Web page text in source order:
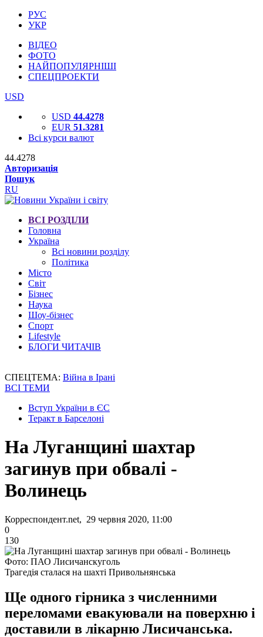
РУС
УКР
ВІДЕО
ФОТО
НАЙПОПУЛЯРНІШІ
СПЕЦПРОЕКТИ
USD
USD 44.4278
EUR 51.3281
Всі курси валют
44.4278
Авторизація
Пошук
RU
ВСІ РОЗДІЛИ
Головна
Україна
Всі новини розділу
Політика
Місто
Світ
Бізнес
Наука
Шоу-бізнес
Спорт
Lifestyle
БЛОГИ ЧИТАЧІВ
СПЕЦТЕМА: Війна в Ірані
ВСІ ТЕМИ
Вступ України в ЄС
Теракт в Барселоні
На Луганщині шахтар
загинув при обвалі -
Волинець
Корреспондент.net, 29 червня 2020, 11:00
0
130
Фото: ПАО Лисичанскуголь
Трагедія сталася на шахті Привольнянська
Ще одного гірника з численними
переломами евакуювали на поверхню і
доставили в лікарню Лисичанська.